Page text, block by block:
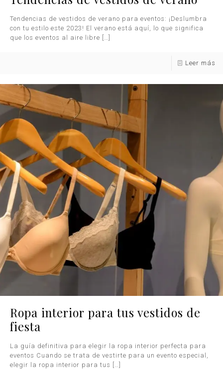
Tendencias de vestidos de verano para eventos: ¡Deslumbra
con tu estilo este 2023! El verano está aquí, lo que significa
que los eventos al aire libre […]
Leer más
Ropa interior para tus vestidos de
fiesta
La guía definitiva para elegir la ropa interior perfecta para
eventos Cuando se trata de vestirte para un evento especial,
elegir la ropa interior para tus
[…]